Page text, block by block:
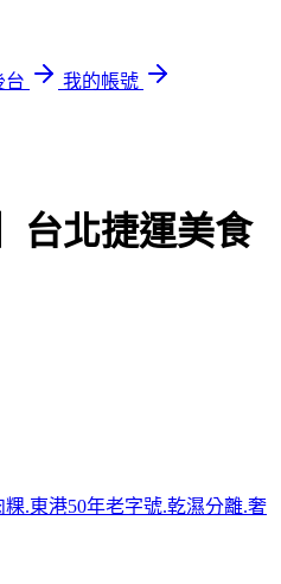
台
我的帳號
台北捷運美食
粿.東港50年老字號.乾濕分離.奢